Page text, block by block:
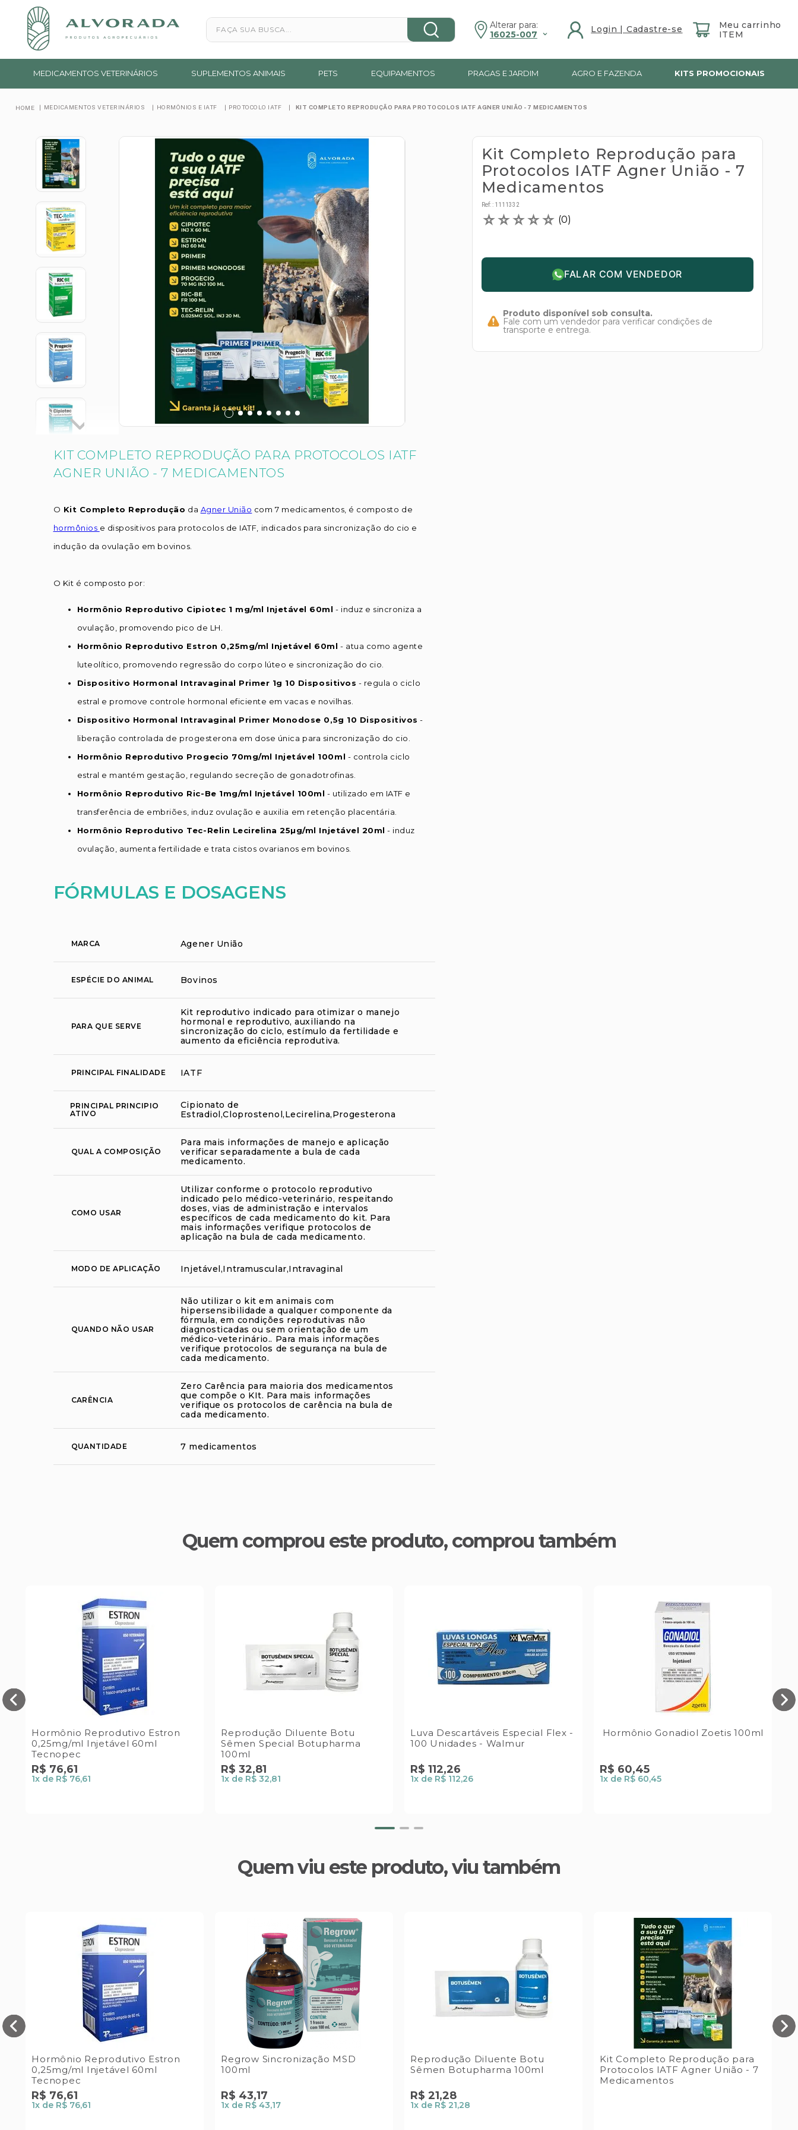
Faça sua busca...
Alterar para:
16025-007
MEDICAMENTOS VETERINÁRIOS SUPLEMENTOS ANIMAIS PETS EQUIPAMENTOS PRAGAS E JARDIM AGRO E FAZENDA KITS PROMOCIONAIS
MEDICAMENTOS VETERINÁRIOS HORMÔNIOS E IATF PROTOCOLO IATF KIT COMPLETO REPRODUÇÃO PARA PROTOCOLOS IATF AGNER UNIÃO - 7 MEDICAMENTOS
KIT COMPLETO REPRODUÇÃO PARA PROTOCOLOS IATF
AGNER UNIÃO - 7 MEDICAMENTOS
O Kit Completo Reprodução da Agner União com 7 medicamentos, é composto de
hormônios e dispositivos para protocolos de IATF, indicados para sincronização do cio e
indução da ovulação em bovinos.
O Kit é composto por:
Hormônio Reprodutivo Cipiotec 1 mg/ml Injetável 60ml - induz e sincroniza a
ovulação, promovendo pico de LH.
Hormônio Reprodutivo Estron 0,25mg/ml Injetável 60ml - atua como agente
luteolítico, promovendo regressão do corpo lúteo e sincronização do cio.
Dispositivo Hormonal Intravaginal Primer 1g 10 Dispositivos - regula o ciclo
estral e promove controle hormonal eficiente em vacas e novilhas.
Dispositivo Hormonal Intravaginal Primer Monodose 0,5g 10 Dispositivos -
liberação controlada de progesterona em dose única para sincronização do cio.
Hormônio Reprodutivo Progecio 70mg/ml Injetável 100ml - controla ciclo
estral e mantém gestação, regulando secreção de gonadotrofinas.
Hormônio Reprodutivo Ric-Be 1mg/ml Injetável 100ml - utilizado em IATF e
transferência de embriões, induz ovulação e auxilia em retenção placentária.
Hormônio Reprodutivo Tec-Relin Lecirelina 25µg/ml Injetável 20ml - induz
ovulação, aumenta fertilidade e trata cistos ovarianos em bovinos.
FÓRMULAS E DOSAGENS
MARCA Agener União
ESPÉCIE DO ANIMAL Bovinos
PARA QUE SERVE
Kit reprodutivo indicado para otimizar o manejo
hormonal e reprodutivo, auxiliando na
sincronização do ciclo, estímulo da fertilidade e
aumento da eficiência reprodutiva.
PRINCIPAL FINALIDADE IATF
PRINCIPAL PRINCIPIO
ATIVO
Cipionato de
Estradiol,Cloprostenol,Lecirelina,Progesterona
QUAL A COMPOSIÇÃO
Para mais informações de manejo e aplicação
verificar separadamente a bula de cada
medicamento.
COMO USAR
Utilizar conforme o protocolo reprodutivo
indicado pelo médico-veterinário, respeitando
doses, vias de administração e intervalos
específicos de cada medicamento do kit. Para
mais informações verifique protocolos de
aplicação na bula de cada medicamento.
MODO DE APLICAÇÃO Injetável,Intramuscular,Intravaginal
QUANDO NÃO USAR
Não utilizar o kit em animais com
hipersensibilidade a qualquer componente da
fórmula, em condições reprodutivas não
diagnosticadas ou sem orientação de um
médico-veterinário.. Para mais informações
verifique protocolos de segurança na bula de
cada medicamento.
CARÊNCIA
Zero Carência para maioria dos medicamentos
que compõe o KIt. Para mais informações
verifique os protocolos de carência na bula de
cada medicamento.
QUANTIDADE 7 medicamentos
Kit Completo Reprodução para
Protocolos IATF Agner União - 7
Medicamentos
Ref: : 1111332
☆☆☆☆☆ (0)
FALAR COM VENDEDOR
Produto disponível sob consulta.
Fale com um vendedor para verificar condições de
transporte e entrega.
Quem comprou este produto, comprou também
Hormônio Reprodutivo Estron
0,25mg/ml Injetável 60ml
Tecnopec
R$ 76,61
1x de R$ 76,61
Reprodução Diluente Botu
Sêmen Special Botupharma
100ml
R$ 32,81
1x de R$ 32,81
Luva Descartáveis Especial Flex -
100 Unidades - Walmur
R$ 112,26
1x de R$ 112,26
Hormônio Gonadiol Zoetis 100ml
R$ 60,45
1x de R$ 60,45
Quem viu este produto, viu também
Hormônio Reprodutivo Estron
0,25mg/ml Injetável 60ml
Tecnopec
R$ 76,61
1x de R$ 76,61
Regrow Sincronização MSD
100ml
R$ 43,17
1x de R$ 43,17
Reprodução Diluente Botu
Sêmen Botupharma 100ml
R$ 21,28
1x de R$ 21,28
Kit Completo Reprodução para
Protocolos IATF Agner União - 7
Medicamentos